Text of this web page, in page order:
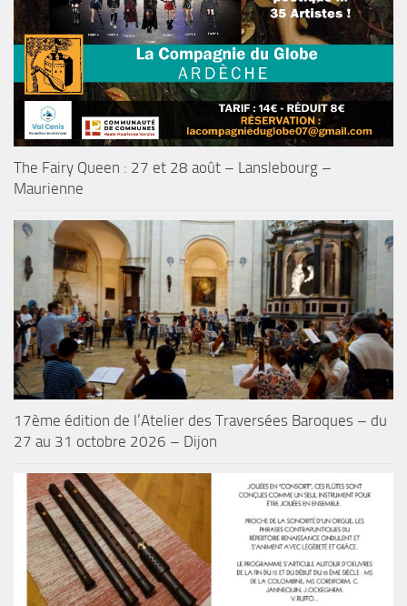
The Fairy Queen : 27 et 28 août – Lanslebourg –
Maurienne
17ème édition de l’Atelier des Traversées Baroques – du
27 au 31 octobre 2026 – Dijon